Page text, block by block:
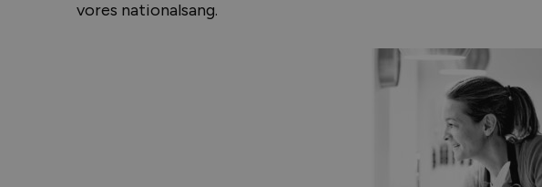
vores nationalsang.